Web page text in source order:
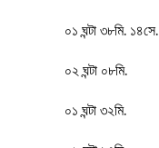
০১ ঘন্টা ৩৮মি. ১৪সে.
০২ ঘন্টা ০৮মি.
০১ ঘন্টা ৩২মি.